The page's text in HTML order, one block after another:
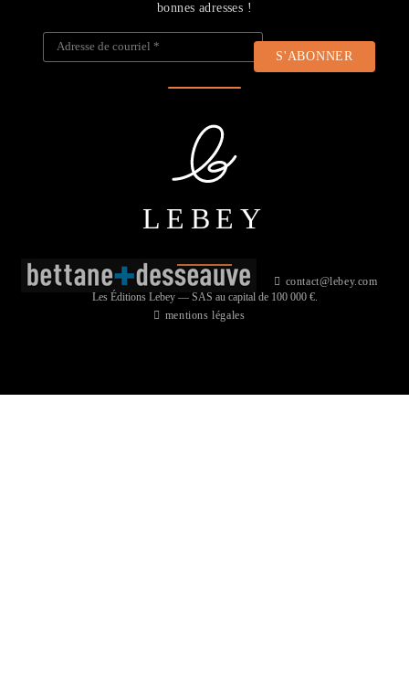
contact@lebey.com
mentions légales
bonnes adresses !
Adresse de courriel
LEBEY
Les Éditions Lebey — SAS au capital de 100 000 €.